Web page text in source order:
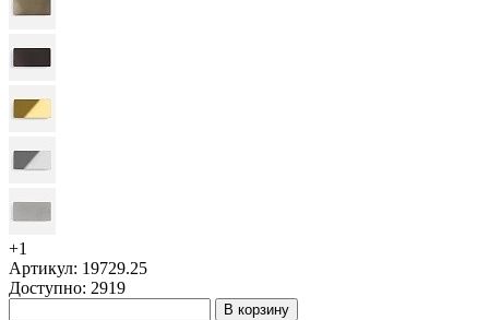
+1
Артикул: 19729.25
Доступно: 2919
В корзину